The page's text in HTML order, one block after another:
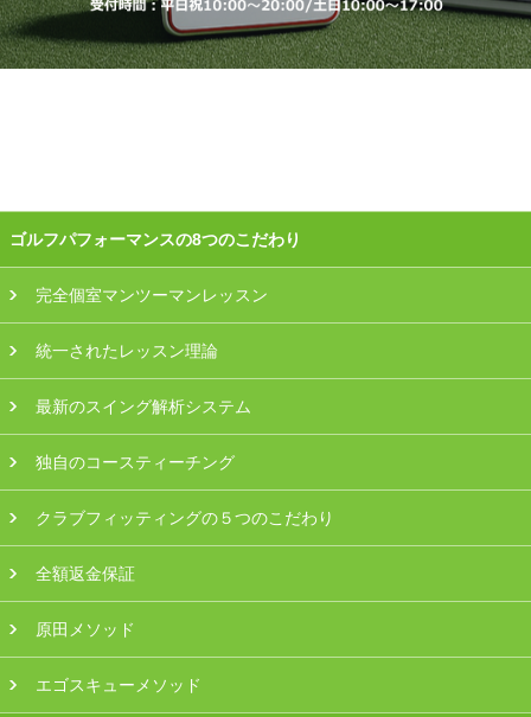
採用情報
ゴルフパフォーマンスの8つのこだわり
完全個室マンツーマンレッスン
統一されたレッスン理論
最新のスイング解析システム
独自のコースティーチング
クラブフィッティングの５つのこだわり
全額返金保証
原田メソッド
エゴスキューメソッド